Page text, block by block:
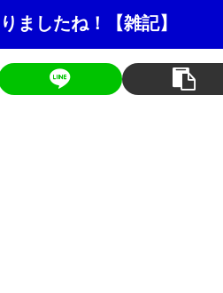
ましたね！【雑記】